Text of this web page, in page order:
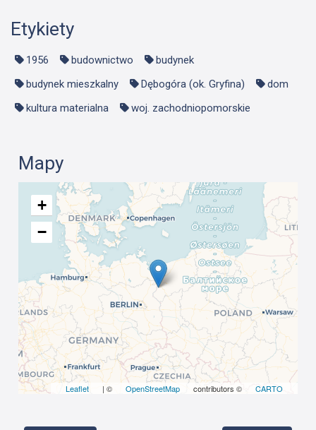
Etykiety
1956 budownictwo
budynek
budynek mieszkalny
Dębogóra (ok. Gryfina)
dom
kultura materialna
woj. zachodniopomorskie
Mapy
+
−
Leaflet | © OpenStreetMap contributors © CARTO